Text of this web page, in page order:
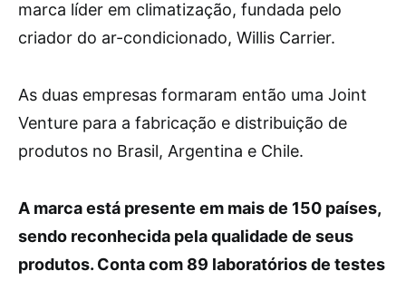
marca líder em climatização, fundada pelo
criador do ar-condicionado, Willis Carrier.
As duas empresas formaram então uma Joint
Venture para a fabricação e distribuição de
produtos no Brasil, Argentina e Chile.
A marca está presente em mais de 150 países,
sendo reconhecida pela qualidade de seus
produtos. Conta com 89 laboratórios de testes